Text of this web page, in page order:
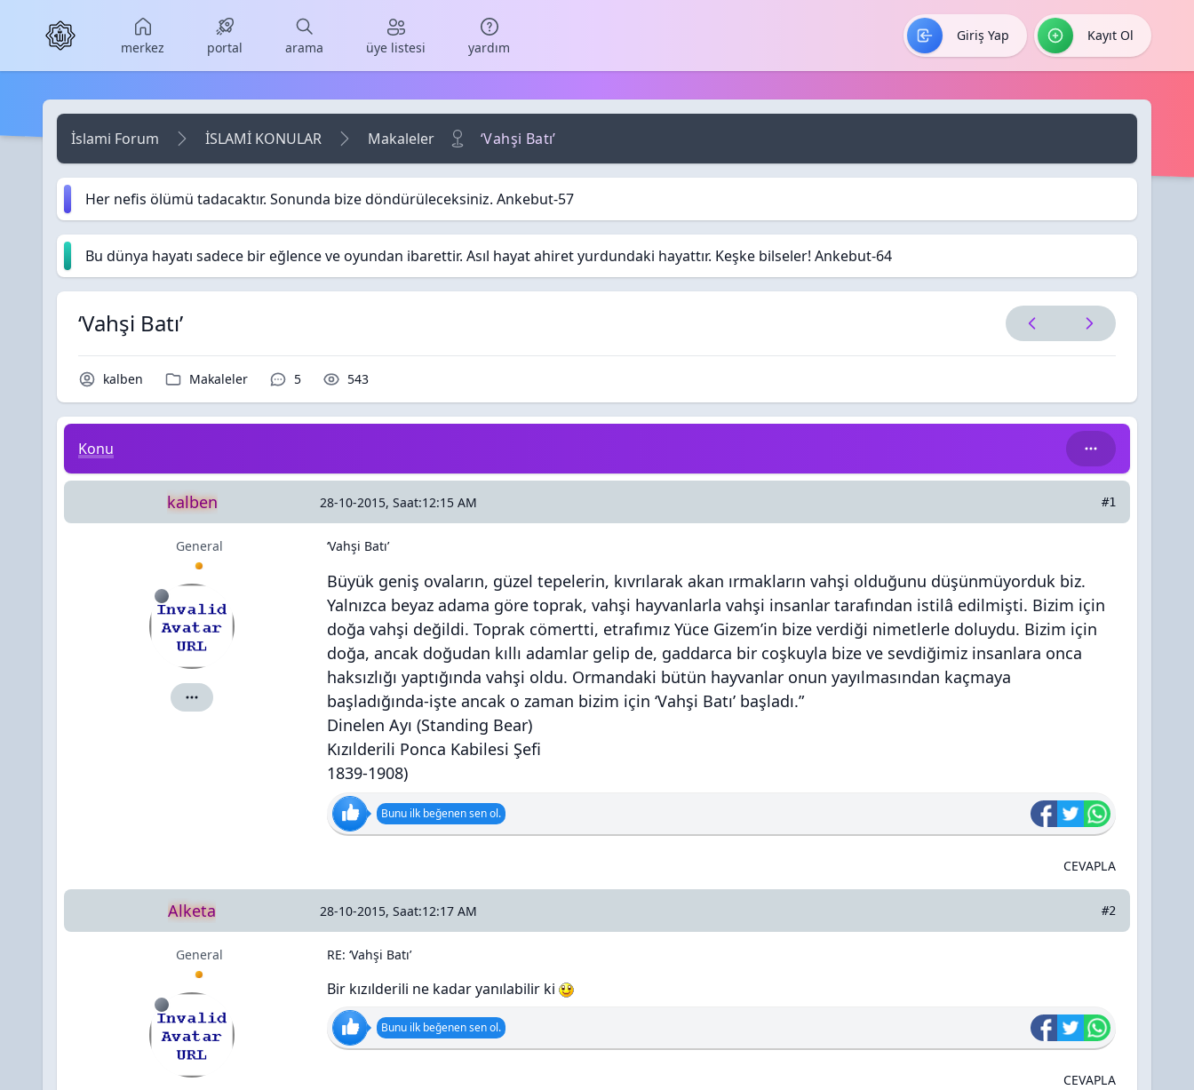
Skip to main content
merkez portal arama üye listesi yardım
Giriş Yap Kayıt Ol
İslami Forum İSLAMİ KONULAR Makaleler ‘Vahşi Batı’
Her nefis ölümü tadacaktır. Sonunda bize döndürüleceksiniz. Ankebut-57
Bu dünya hayatı sadece bir eğlence ve oyundan ibarettir. Asıl hayat ahiret yurdundaki hayattır. Keşke bilseler! Ankebut-64
‘Vahşi Batı’
Konu Sahibi / Yazar
kalben Kategori / Forum
Makaleler Yorumlar / Cevaplar
5 Okunma / Görüntüleme
543
‘Vahşi Batı’
Konu
kalben 28-10-2015, Saat:12:15 AM #1
General
kalben için ayrıntılar
‘Vahşi Batı’
Büyük geniş ovaların, güzel tepelerin, kıvrılarak akan ırmakların vahşi olduğunu düşünmüyorduk biz.
Yalnızca beyaz adama göre toprak, vahşi hayvanlarla vahşi insanlar tarafından istilâ edilmişti. Bizim için
doğa vahşi değildi. Toprak cömertti, etrafımız Yüce Gizem’in bize verdiği nimetlerle doluydu. Bizim için
doğa, ancak doğudan kıllı adamlar gelip de, gaddarca bir coşkuyla bize ve sevdiğimiz insanlara onca
haksızlığı yaptığında vahşi oldu. Ormandaki bütün hayvanlar onun yayılmasından kaçmaya
başladığında-işte ancak o zaman bizim için ‘Vahşi Batı’ başladı.”
Dinelen Ayı (Standing Bear)
Kızılderili Ponca Kabilesi Şefi
1839-1908)
Bunu ilk beğenen sen ol.
CEVAPLA
Alketa 28-10-2015, Saat:12:17 AM #2
General RE: ‘Vahşi Batı’
Bir kızılderili ne kadar yanılabilir ki
Bunu ilk beğenen sen ol.
CEVAPLA